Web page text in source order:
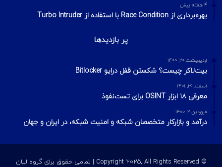
4 هفته پیش
بهره‌برداری از Race Condition با استفاده از Turbo Intruder
پر بازدیدها
اردیبهشت ۲۰, ۱۴۰۰
بیت‌لاکر چیست؟ شکستن قفل درایو Bitlocker
اسفند ۲۹, ۱۴۰۱
معرفی ۱۸ ابزار OSINT برای تست‌نفوذ
فروردین ۲, ۱۴۰۰
درآمد و بازارکار متخصصان شبکه و امنیت شبکه، در ایران و جهان
© Copyright 2025, All Rights Reserved | تمامی حقوق برای گروه لیان